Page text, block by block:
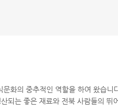
화의 중추적인 역할을 하여 왔습
되는 좋은 재료와 전북 사람들의